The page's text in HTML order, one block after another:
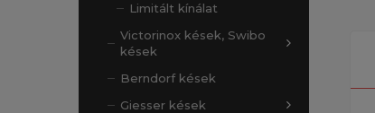
Limitált kínálat
Victorinox kések, Swibo
kések
Berndorf kések
Giesser kések